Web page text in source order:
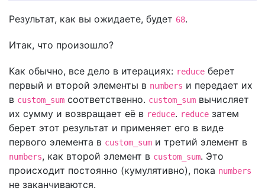
Результат, как вы ожидаете, будет 68.
Итак, что произошло?
Как обычно, все дело в итерациях: reduce берет
первый и второй элементы в numbers и передает их
в custom_sum соответственно. custom_sum вычисляет
их сумму и возвращает её в reduce. reduce затем
берет этот результат и применяет его в виде
первого элемента в custom_sum и третий элемент в
numbers, как второй элемент в custom_sum. Это
происходит постоянно (кумулятивно), пока numbers
не заканчиваются.